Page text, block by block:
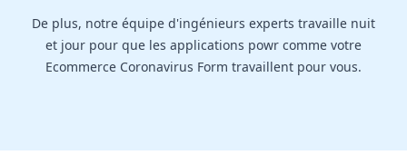
De plus, notre équipe d'ingénieurs experts travaille nuit
et jour pour que les applications powr comme votre
Ecommerce Coronavirus Form travaillent pour vous.